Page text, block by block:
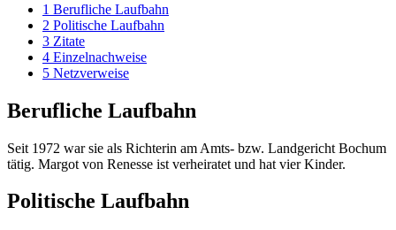
1 Berufliche Laufbahn
2 Politische Laufbahn
3 Zitate
4 Einzelnachweise
5 Netzverweise
Berufliche Laufbahn
Seit 1972 war sie als Richterin am Amts- bzw. Landgericht Bochum
tätig. Margot von Renesse ist verheiratet und hat vier Kinder.
Politische Laufbahn